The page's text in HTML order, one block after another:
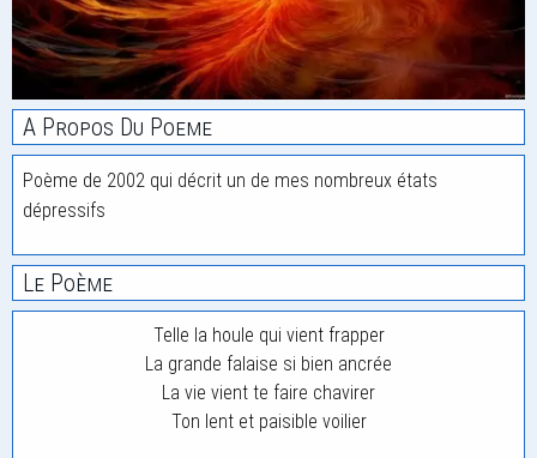
A Propos Du Poeme
Poème de 2002 qui décrit un de mes nombreux états
dépressifs
Le Poème
Telle la houle qui vient frapper
La grande falaise si bien ancrée
La vie vient te faire chavirer
Ton lent et paisible voilier